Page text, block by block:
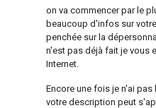
on va commencer par le
beaucoup d'infos sur
penchée sur la
n'est pas déjà fait je vous
Internet.
Encore une fois je n'ai
votre description peut